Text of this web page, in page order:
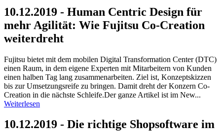
10.12.2019 - Human Centric Design für
mehr Agilität: Wie Fujitsu Co-Creation
weiterdreht
Fujitsu bietet mit dem mobilen Digital Transformation Center (DTC)
einen Raum, in dem eigene Experten mit Mitarbeitern von Kunden
einen halben Tag lang zusammenarbeiten. Ziel ist, Konzeptskizzen
bis zur Umsetzungsreife zu bringen. Damit dreht der Konzern Co-
Creation in die nächste Schleife.Der ganze Artikel ist im New...
Weiterlesen
10.12.2019 - Die richtige Shopsoftware im